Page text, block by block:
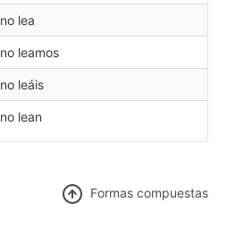
no lea
no leamos
no leáis
no lean
Formas compuestas